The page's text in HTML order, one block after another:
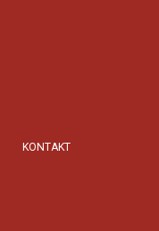
KONTAKT